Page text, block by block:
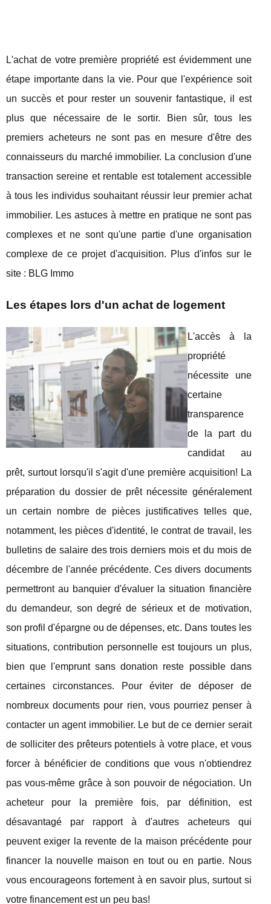
L'achat de votre première propriété est évidemment une
étape importante dans la vie. Pour que l'expérience soit
un succès et pour rester un souvenir fantastique, il est
plus que nécessaire de le sortir. Bien sûr, tous les
premiers acheteurs ne sont pas en mesure d'être des
connaisseurs du marché immobilier. La conclusion d'une
transaction sereine et rentable est totalement accessible
à tous les individus souhaitant réussir leur premier achat
immobilier. Les astuces à mettre en pratique ne sont pas
complexes et ne sont qu'une partie d'une organisation
complexe de ce projet d'acquisition. Plus d'infos sur le
site : BLG Immo
Les étapes lors d'un achat de logement
L'accès à la
propriété
nécessite une
certaine
transparence
de la part du
candidat au
prêt, surtout lorsqu'il s'agit d'une première acquisition! La
préparation du dossier de prêt nécessite généralement
un certain nombre de pièces justificatives telles que,
notamment, les pièces d'identité, le contrat de travail, les
bulletins de salaire des trois derniers mois et du mois de
décembre de l'année précédente. Ces divers documents
permettront au banquier d'évaluer la situation financière
du demandeur, son degré de sérieux et de motivation,
son profil d'épargne ou de dépenses, etc. Dans toutes les
situations, contribution personnelle est toujours un plus,
bien que l'emprunt sans donation reste possible dans
certaines circonstances. Pour éviter de déposer de
nombreux documents pour rien, vous pourriez penser à
contacter un agent immobilier. Le but de ce dernier serait
de solliciter des prêteurs potentiels à votre place, et vous
forcer à bénéficier de conditions que vous n'obtiendrez
pas vous-même grâce à son pouvoir de négociation. Un
acheteur pour la première fois, par définition, est
désavantagé par rapport à d'autres acheteurs qui
peuvent exiger la revente de la maison précédente pour
financer la nouvelle maison en tout ou en partie. Nous
vous encourageons fortement à en savoir plus, surtout si
votre financement est un peu bas!